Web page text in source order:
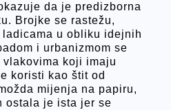
da je predizborna
Brojke se rastežu,
u obliku idejnih
i urbanizmom se
koji imaju
koristi kao štit od
mijenja na papiru,
ostala je ista jer se